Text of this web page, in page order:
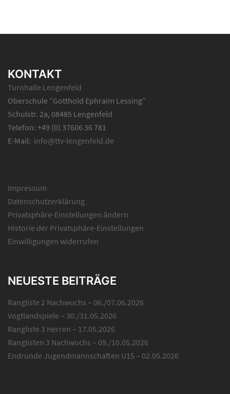
KONTAKT
Turnhalle Lengenfeld
Oberschule ”Gotthold Ephraim Lessing”
Schulstr. 2a, 08485 Lengenfeld
Telefon: +49 (0) 37606 36 781
E-Mail: info@ttv-lengenfeld.de
Impressum
Datenschutzerklärung
Privatsphäre-Einstellungen ändern
Historie der Privatsphäre-Einstellungen
Einwilligungen widerrufen
NEUESTE BEITRÄGE
Rangliste 2 Nachwuchs – 06./07.06.2026
Vogtlandspiele – 30./31.05.2026
Rangliste 3 Herren – 17.05.2026
Ranglisten 3 Nachwuchs – 09./10.05.2026
Endrunde Jugendmannschaften U15 – 02.05.2026